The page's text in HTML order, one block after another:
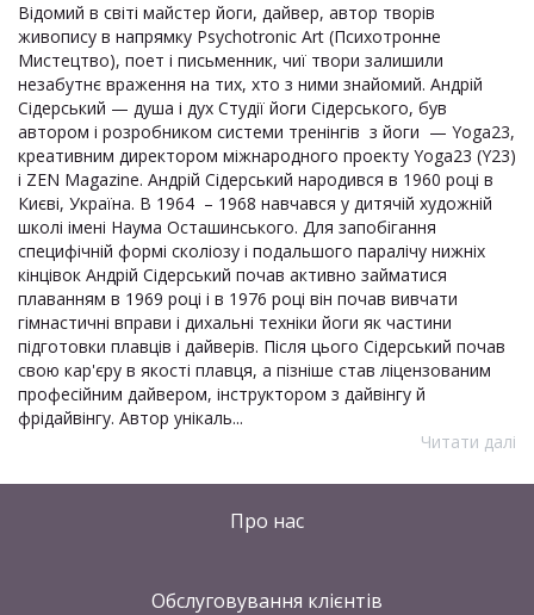
Відомий в світі майстер йоги, дайвер, автор творів
живопису в напрямку Psychotronic Art (Психотронне
Мистецтво), поет і письменник, чиї твори залишили
незабутнє враження на тих, хто з ними знайомий. Андрій
Сідерський — душа і дух Студії йоги Сідерського, був
автором і розробником системи тренінгів з йоги — Yoga23,
креативним директором міжнародного проекту Yoga23 (Y23)
і ZEN Magazine. Андрій Сідерський народився в 1960 році в
Києві, Україна. В 1964 – 1968 навчався у дитячій художній
школі імені Наума Осташинського. Для запобігання
специфічній формі сколіозу і подальшого паралічу нижніх
кінцівок Андрій Сідерський почав активно займатися
плаванням в 1969 році і в 1976 році він почав вивчати
гімнастичні вправи і дихальні техніки йоги як частини
підготовки плавців і дайверів. Після цього Сідерський почав
свою кар'єру в якості плавця, а пізніше став ліцензованим
професійним дайвером, інструктором з дайвінгу й
фрідайвінгу. Автор унікаль...
Читати далі
Про нас
Обслуговування клієнтів